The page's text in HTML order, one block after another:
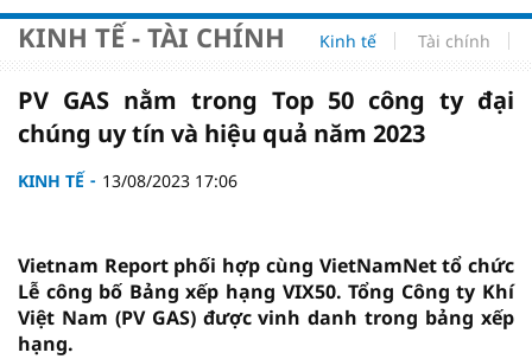
KINH TẾ - TÀI CHÍNH Kinh tế Tài chính
PV GAS nằm trong Top 50 công ty đại
chúng uy tín và hiệu quả năm 2023
KINH TẾ 13/08/2023 17:06
Vietnam Report phối hợp cùng VietNamNet tổ chức
Lễ công bố Bảng xếp hạng VIX50. Tổng Công ty Khí
Việt Nam (PV GAS) được vinh danh trong bảng xếp
hạng.